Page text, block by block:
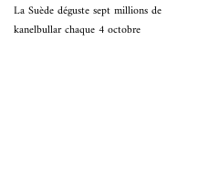
La Suède déguste sept millions de
kanelbullar chaque 4 octobre